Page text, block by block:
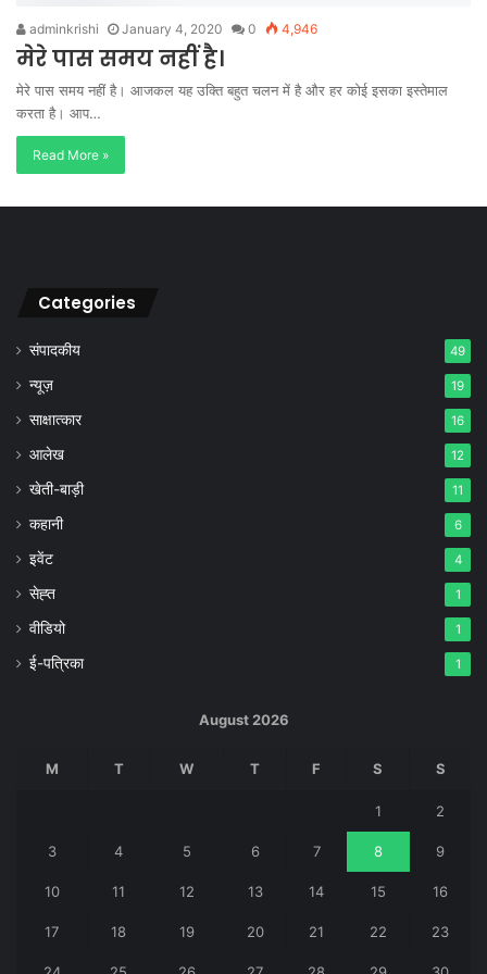
adminkrishi January 4, 2020 0 4,946
मेरे पास समय नहीं है।
मेरे पास समय नहीं है। आजकल यह उक्ति बहुत चलन में है और हर कोई इसका इस्तेमाल
करता है। आप…
Read More »
Categories
संपादकीय 49
न्यूज़ 19
साक्षात्कार 16
आलेख 12
खेती-बाड़ी 11
कहानी 6
इवेंट 4
सेह्त 1
वीडियो 1
ई-पत्रिका 1
August 2026
M T W T F S S
1 2
3 4 5 6 7 8 9
10 11 12 13 14 15 16
17 18 19 20 21 22 23